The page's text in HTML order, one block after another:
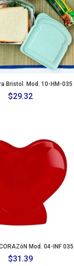
Bristol. Mod. 10-HM-035
$29.32
Mod. 04-INF 035
$31.39